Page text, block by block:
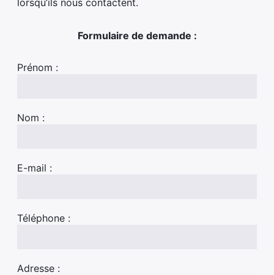
lorsqu’ils nous contactent.
Formulaire de demande :
Prénom :
Nom :
E-mail :
Téléphone :
Adresse :